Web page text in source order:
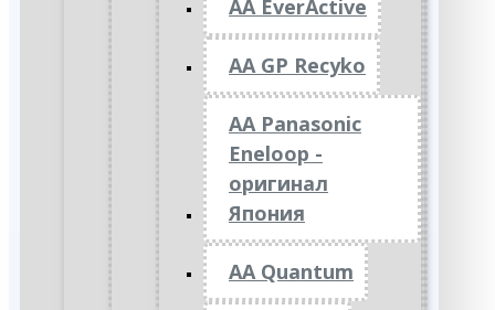
AA EverActive
AA GP Recyko
AA Panasonic
Eneloop -
оригинал
Япония
AA Quantum